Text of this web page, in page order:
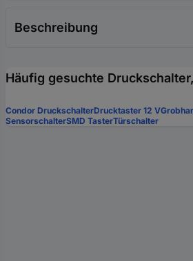
Beschreibung
Häufig gesuchte
Condor DruckschalterDrucktaster 12 V
SensorschalterSMD TasterTürschalter